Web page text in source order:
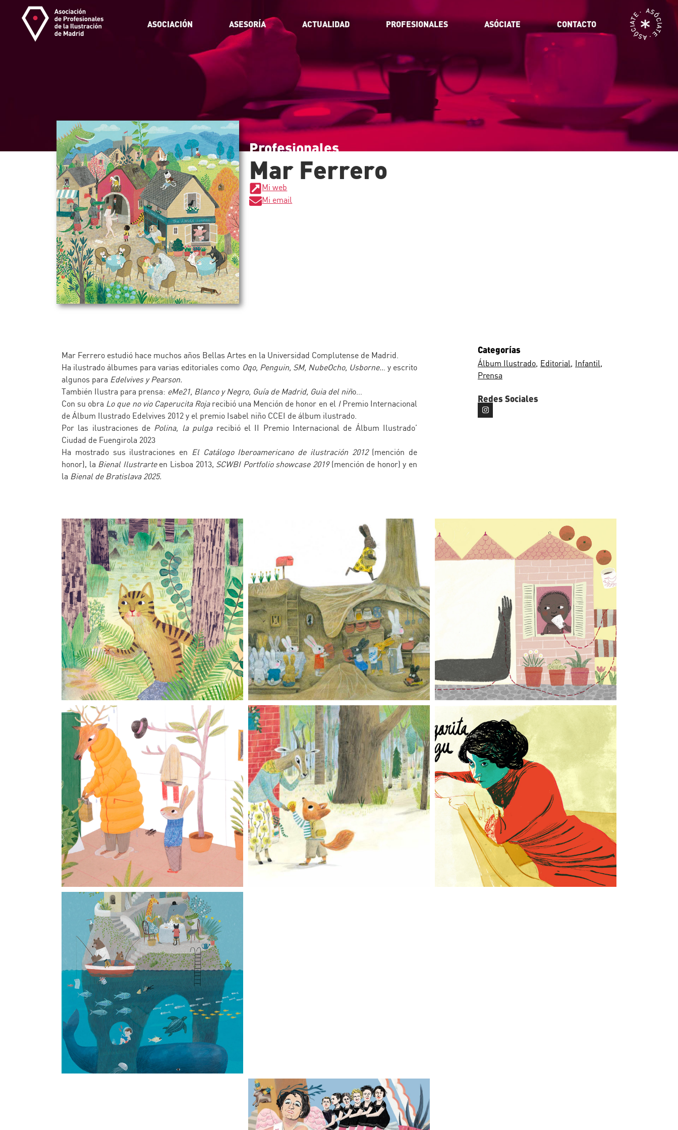
ASOCIACIÓN ASESORÍA ACTUALIDAD PROFESIONALES ASÓCIATE CONTACTO ASÓCIATE · ASÓCIATE ·
Profesionales_
Mar Ferrero
Mi web
Mi email
Mar Ferrero estudió hace muchos años Bellas Artes en la Universidad Complutense de Madrid.
Ha ilustrado álbumes para varias editoriales como Oqo, Penguin, SM, NubeOcho, Usborne... y escrito
algunos para Edelvives y Pearson.
También Ilustra para prensa: eMe21, Blanco y Negro, Guía de Madrid, Guia del niño…
Con su obra Lo que no vio Caperucita Rojarecibió una Mención de honor en el IPremio Internacional
de Álbum Ilustrado Edelvives 2012 y el premio Isabel niño CCEI de álbum ilustrado.
Por las ilustraciones de Polina, la pulgarecibió el II Premio Internacional de Álbum Ilustrado’
Ciudad de Fuengirola 2023
Ha mostrado sus ilustraciones en El Catálogo Iberoamericano de ilustración 2012(mención de
honor), la Bienal Ilustrarteen Lisboa 2013, SCWBI Portfolio showcase 2019(mención de honor) y en
la Bienal de Bratislava 2025.
Categorías
Álbum Ilustrado Editorial Infantil
Prensa
Redes Sociales